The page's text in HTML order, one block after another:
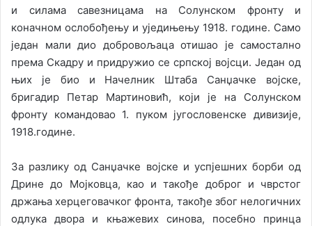
и силама савезницама на Солунском фронту и
коначном ослобођењу и уједињењу 1918. године. Само
један мали дио добровољаца отишао је самостално
према Скадру и придружио се српској војсци. Један од
њих је био и Начелник Штаба Санџачке војске,
бригадир Петар Мартиновић, који је на Солунском
фронту командовао 1. пуком југословенске дивизије,
1918.године.
За разлику од Санџачке војске и успјешних борби од
Дрине до Мојковца, као и такође доброг и чврстог
држања херцеговачког фронта, такође због нелогичних
одлука двора и књажевих синова, посебно принца